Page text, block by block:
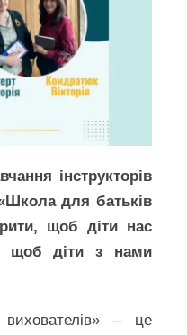
інструкторів
для батьків
щоб діти нас
щоб діти з нами
– це